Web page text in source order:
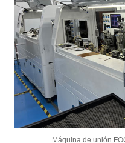
Máquina de unión